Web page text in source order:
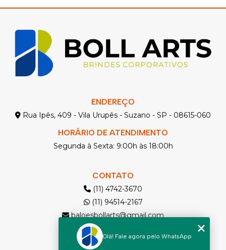
ENDEREÇO
Rua Ipês, 409 - Vila Urupês - Suzano - SP - 08615-060
HORÁRIO DE ATENDIMENTO
Segunda à Sexta: 9:00h às 18:00h
CONTATO
(11) 4742-3670
(11) 94514-2167
baloesbollarts@gmail.com
MENU
Olá! Fale agora pelo WhatsApp